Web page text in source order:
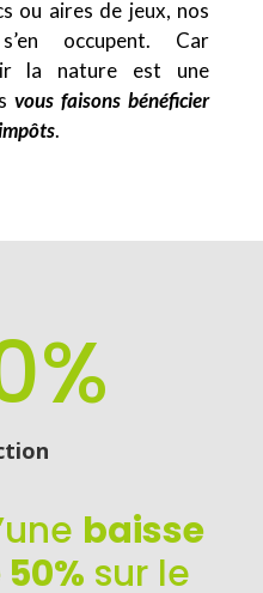
ou aires de jeux, nos
occupent. Car
la nature est une
vous faisons bénéficier
.
%
baisse
sur le